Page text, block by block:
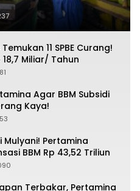
11 SPBE Curang!
Miliar/ Tahun
Agar BBM Subsidi
Kaya!
Mulyani! Pertamina
BBM Rp 43,52 Triliun
Terbakar, Pertamina